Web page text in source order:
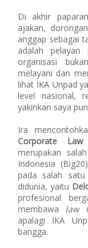
Di akhir
ajakan,
anggap sebagai
adalah pelayan
organisasi
melayani dan
lihat IKA Unpad
level nasional,
yakinkan saya
Ira
Corporate
merupakan
Indonesia
pada salah satu
didunia, yaitu
profesional
membawa law
apalagi IKA
bangga.